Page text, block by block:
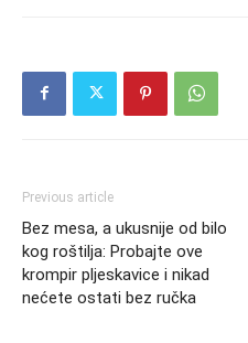
Previous article
Bez mesa, a ukusnije od bilo
kog roštilja: Probajte ove
krompir pljeskavice i nikad
nećete ostati bez ručka